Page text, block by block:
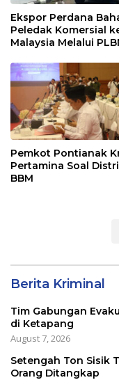
Ekspor Perdana
Peledak Komersial
Malaysia Melalui
Pemkot Pontianak
Pertamina Soal
BBM
Berita Kriminal
Tim Gabungan
di Ketapang
August 7, 2026
Setengah Ton Sisik
Orang Ditangkap